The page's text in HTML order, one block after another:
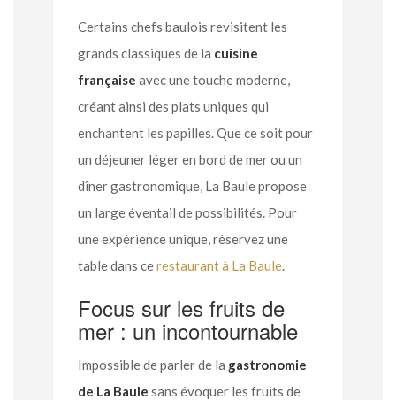
Certains chefs baulois revisitent les
grands classiques de la cuisine
française avec une touche moderne,
créant ainsi des plats uniques qui
enchantent les papilles. Que ce soit pour
un déjeuner léger en bord de mer ou un
dîner gastronomique, La Baule propose
un large éventail de possibilités. Pour
une expérience unique, réservez une
table dans cerestaurant à La Baule.
Focus sur les fruits de
mer : un incontournable
Impossible de parler de la gastronomie
de La Baule sans évoquer les fruits de